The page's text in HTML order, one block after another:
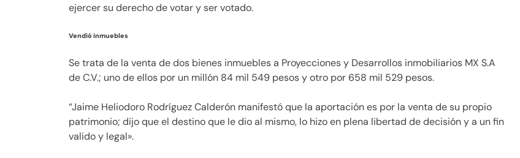
ejercer su derecho de votar y ser votado.
Vendió inmuebles
Se trata de la venta de dos bienes inmuebles a Proyecciones y Desarrollos inmobiliarios MX S.A
de C.V.; uno de ellos por un millón 84 mil 549 pesos y otro por 658 mil 529 pesos.
“Jaime Heliodoro Rodríguez Calderón manifestó que la aportación es por la venta de su propio
patrimonio; dijo que el destino que le dio al mismo, lo hizo en plena libertad de decisión y a un fin
valido y legal».